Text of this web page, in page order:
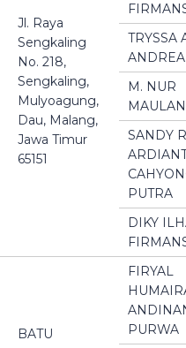
Jl. Raya
Sengkaling
No. 218,
Sengkaling,
Mulyoagung,
Dau, Malang,
Jawa Timur
65151
TRYSSA
M. NUR
SANDY
PUTRA
DIKY
BATU
FIRYAL
PURWA